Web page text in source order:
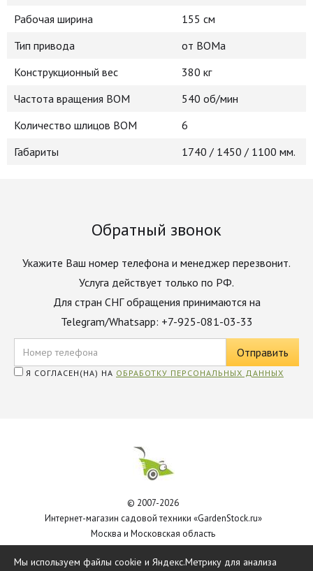
Рабочая ширина
155 см
Тип привода
от ВОМа
Конструкционный вес
380 кг
Частота вращения ВОМ
540 об/мин
Количество шлицов ВОМ
6
Габариты
1740 / 1450 / 1100 мм.
Обратный звонок
Укажите Ваш номер телефона и менеджер перезвонит.
Услуга действует только по РФ.
Для стран СНГ обращения принимаются на
Telegram/Whatsapp: +7-925-081-03-33
Я СОГЛАСЕН(НА) НА ОБРАБОТКУ ПЕРСОНАЛЬНЫХ ДАННЫХ
© 2007-2026
Интернет-магазин садовой техники «GardenStock.ru»
Москва и Московская область
Мы используем файлы cookie и Яндекс.Метрику для анализа